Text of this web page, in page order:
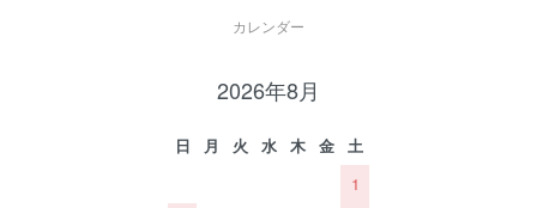
カレンダー
2026年8月
日 月 火 水 木 金
土
1